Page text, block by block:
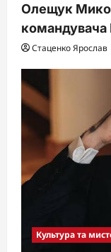
Олещук
командувача
Стаценко Ярослав
Культура та